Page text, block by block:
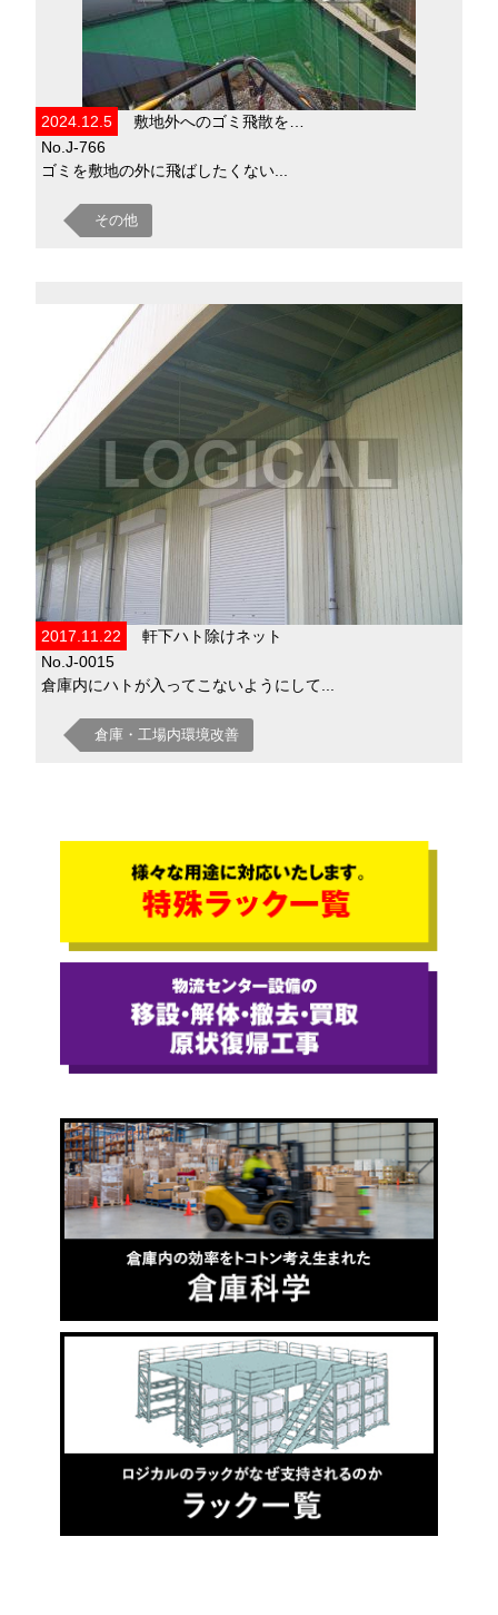
2024.12.5
敷地外へのゴミ飛散を…
No.J-766
ゴミを敷地の外に飛ばしたくない...
その他
2017.11.22
軒下ハト除けネット
No.J-0015
倉庫内にハトが入ってこないようにして...
倉庫・工場内環境改善